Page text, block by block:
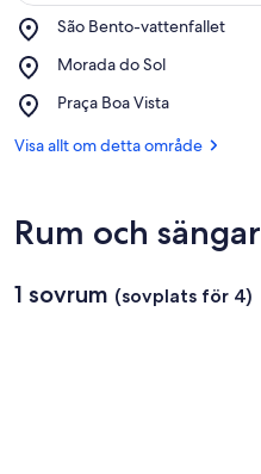
São Bento-vattenfallet
Place,
Bento-
Morada do Sol
Place,
do
Praça Boa Vista
Place,
Boa
Visa allt om detta område
Rum och sängar
1 sovrum (sovplats för 4)